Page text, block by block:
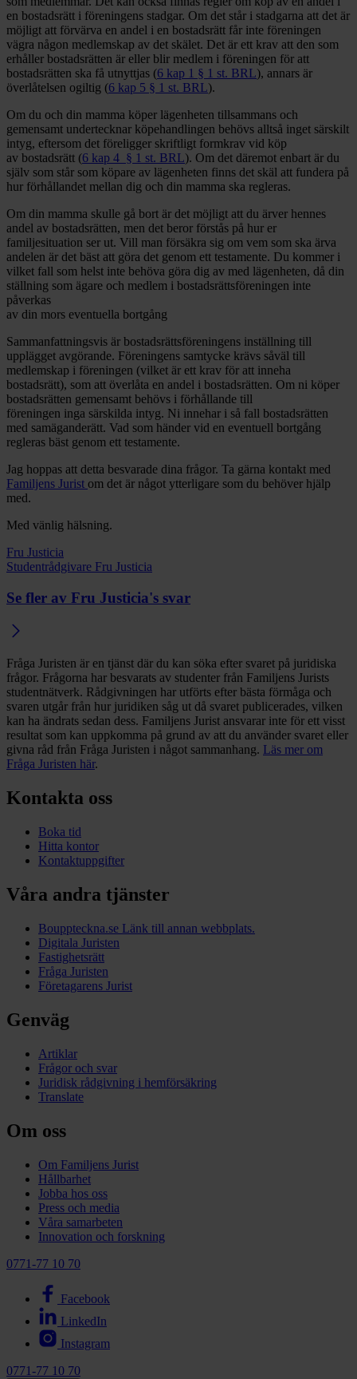
en bostadsrätt i föreningens stadgar. Om det står i stadgarna att det är
möjligt att förvärva en andel i en bostadsrätt får inte föreningen
vägra någon medlemskap av det skälet. Det är ett krav att den som
erhåller bostadsrätten är eller blir medlem i föreningen för att
bostadsrätten ska få utnyttjas (6 kap 1 § 1 st. BRL), annars är
överlåtelsen ogiltig (6 kap 5 § 1 st. BRL).
Om du och din mamma köper lägenheten tillsammans och
gemensamt undertecknar köpehandlingen behövs alltså inget särskilt
intyg, eftersom det föreligger skriftligt formkrav vid köp
av bostadsrätt (6 kap 4 § 1 st. BRL). Om det däremot enbart är du
själv som står som köpare av lägenheten finns det skäl att fundera på
hur förhållandet mellan dig och din mamma ska regleras.
Om din mamma skulle gå bort är det möjligt att du ärver hennes
andel av bostadsrätten, men det beror förstås på hur er
familjesituation ser ut. Vill man försäkra sig om vem som ska ärva
andelen är det bäst att göra det genom ett testamente. Du kommer i
vilket fall som helst inte behöva göra dig av med lägenheten, då din
ställning som ägare och medlem i bostadsrättsföreningen inte
påverkas
av din mors eventuella bortgång
Sammanfattningsvis är bostadsrättsföreningens inställning till
upplägget avgörande. Föreningens samtycke krävs såväl till
medlemskap i föreningen (vilket är ett krav för att inneha
bostadsrätt), som att överlåta en andel i bostadsrätten. Om ni köper
bostadsrätten gemensamt behövs i förhållande till
föreningen inga särskilda intyg. Ni innehar i så fall bostadsrätten
med samäganderätt. Vad som händer vid en eventuell bortgång
regleras bäst genom ett testamente.
Jag hoppas att detta besvarade dina frågor. Ta gärna kontakt med
Familjens Jurist om det är något ytterligare som du behöver hjälp
med.
Med vänlig hälsning.
Fru Justicia
Studentrådgivare Fru Justicia
Se fler av Fru Justicia's svar
Fråga Juristen är en tjänst där du kan söka efter svaret på juridiska
frågor. Frågorna har besvarats av studenter från Familjens Jurists
studentnätverk. Rådgivningen har utförts efter bästa förmåga och
svaren utgår från hur juridiken såg ut då svaret publicerades, vilken
kan ha ändrats sedan dess. Familjens Jurist ansvarar inte för ett visst
resultat som kan uppkomma på grund av att du använder svaret eller
givna råd från Fråga Juristen i något sammanhang. Läs mer om
Fråga Juristen här.
Kontakta oss
Boka tid
Hitta kontor
Kontaktuppgifter
Våra andra tjänster
Bouppteckna.se Länk till annan webbplats.
Digitala Juristen
Fastighetsrätt
Fråga Juristen
Företagarens Jurist
Genväg
Artiklar
Frågor och svar
Juridisk rådgivning i hemförsäkring
Translate
Om oss
Om Familjens Jurist
Hållbarhet
Jobba hos oss
Press och media
Våra samarbeten
Innovation och forskning
0771-77 10 70
Facebook
LinkedIn
Instagram
0771-77 10 70